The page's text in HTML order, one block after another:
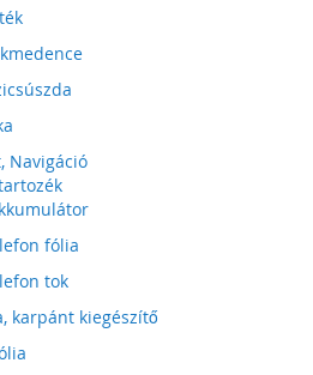
Navigáció
fólia
tok
karpánt kiegészítő